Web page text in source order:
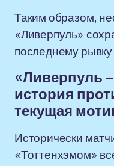
Таким образом,
«Ливерпуль»
последнему
«Ливерпуль
история
текущая
Исторически
«Тоттенхэмом»